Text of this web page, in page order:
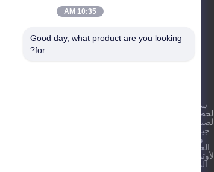
سياسة
جودة
جيدة آلة
وضع
العلامات
المورد.
10:35 AM
Good day, what product are you looking
for?